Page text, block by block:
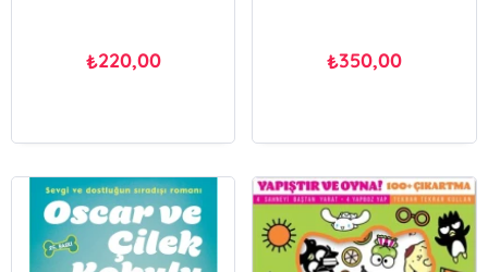
₺220,00 ₺350,00